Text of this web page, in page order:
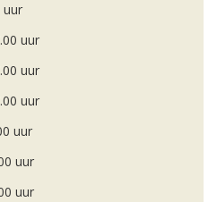
uur
uur
uur
uur
uur
uur
uur